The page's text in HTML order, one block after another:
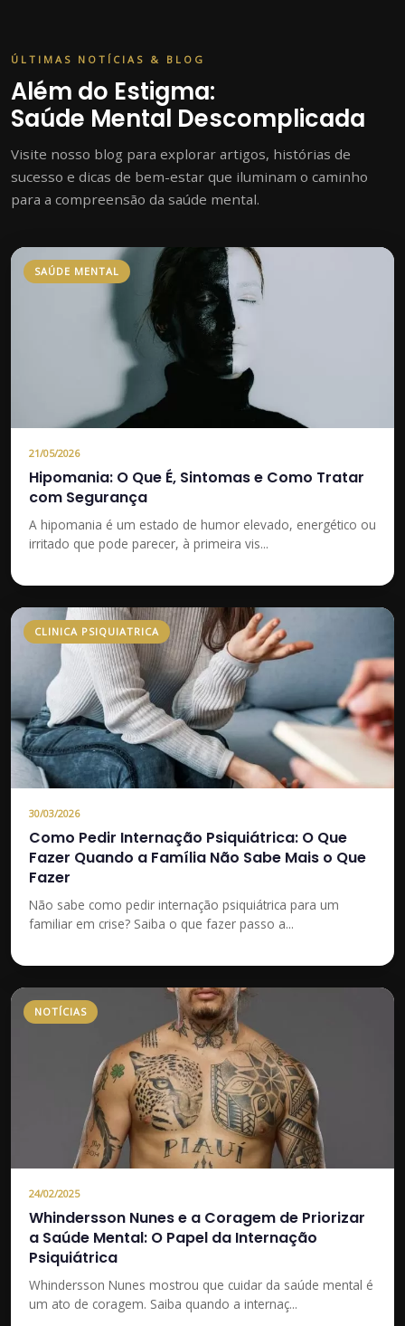
ÚLTIMAS NOTÍCIAS & BLOG
Além do Estigma:
Saúde Mental Descomplicada
Visite nosso blog para explorar artigos, histórias de
sucesso e dicas de bem-estar que iluminam o caminho
para a compreensão da saúde mental.
SAÚDE MENTAL
21/05/2026
Hipomania: O Que É, Sintomas e Como Tratar
com Segurança
A hipomania é um estado de humor elevado, energético ou
irritado que pode parecer, à primeira vis...
CLINICA PSIQUIATRICA
30/03/2026
Como Pedir Internação Psiquiátrica: O Que
Fazer Quando a Família Não Sabe Mais o Que
Fazer
Não sabe como pedir internação psiquiátrica para um
familiar em crise? Saiba o que fazer passo a...
NOTÍCIAS
24/02/2025
Whindersson Nunes e a Coragem de Priorizar
a Saúde Mental: O Papel da Internação
Psiquiátrica
Whindersson Nunes mostrou que cuidar da saúde mental é
um ato de coragem. Saiba quando a internaç...